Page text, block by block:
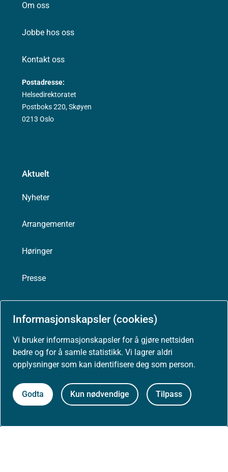
Informasjonskapsler (cookies)
Vi bruker informasjonskapsler for å gjøre nettsiden
bedre og for å samle statistikk. Vi lagrer aldri
opplysninger som kan identifisere deg som person.
Godta Kun nødvendige Tilpass
Om oss
Jobbe hos oss
Kontakt oss
Postadresse:
Helsedirektoratet
Postboks 220, Skøyen
0213 Oslo
Aktuelt
Nyheter
Arrangementer
Høringer
Presse
Om nettstedet
Personvernerklæring
Tilgjengelighetserklæring (uustatus.no)